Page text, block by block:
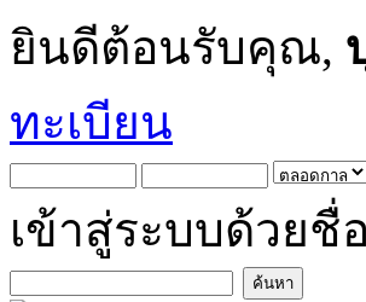
ยินดีต้อนรับคุณ,
ทะเบียน
เข้าสู่ระบบด้วยชื่